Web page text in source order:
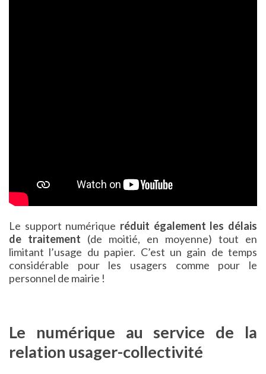
Le support numérique réduit également les délais
de traitement (de moitié, en moyenne) tout en
limitant l’usage du papier. C’est un gain de temps
considérable pour les usagers comme pour le
personnel de mairie !
Le numérique au service de la
relation usager-collectivité